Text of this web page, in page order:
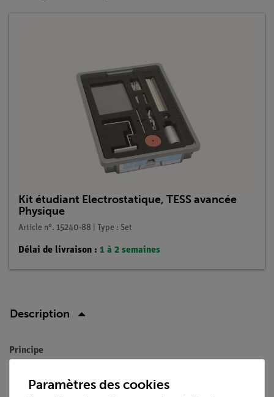
Kit étudiant Electrostatique, TESS avancée
Physique
Article n°. 15240-88 | Type : Set
Délai de livraison : 1 à 2 semaines
Description
Principe
électrostatique à l'électroscope. Ils reconnaissent pourquoi
Paramètres des cookies